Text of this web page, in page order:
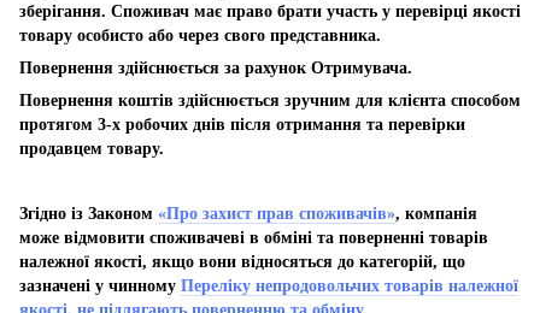
зберігання. Споживач має право брати участь у перевірці якості
товару особисто або через свого представника.
Повернення здійснюється за рахунок Отримувача.
Повернення коштів здійснюється зручним для клієнта способом
протягом 3-х робочих днів після отримання та перевірки
продавцем товару.
Згідно із Законом «Про захист прав споживачів», компанія
може відмовити споживачеві в обміні та поверненні товарів
належної якості, якщо вони відносяться до категорій, що
зазначені у чинному Переліку непродовольчих товарів належної